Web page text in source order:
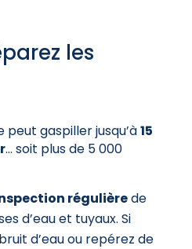
les
gaspiller jusqu’à15
… soit plus de 5 000
régulièrede
d’eau et tuyaux. Si
d’eau ou repérez de